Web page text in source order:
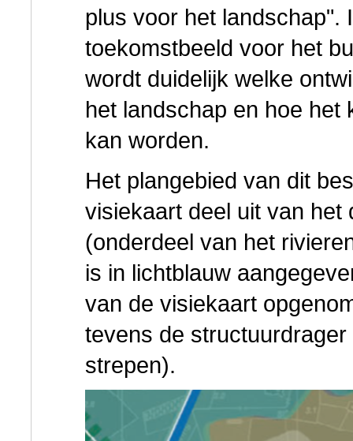
plus voor het landschap".
toekomstbeeld voor het
wordt duidelijk welke
het landschap en hoe
kan worden.
Het plangebied van dit
visiekaart deel uit van het
(onderdeel van het
is in lichtblauw
van de visiekaart
tevens de
strepen).